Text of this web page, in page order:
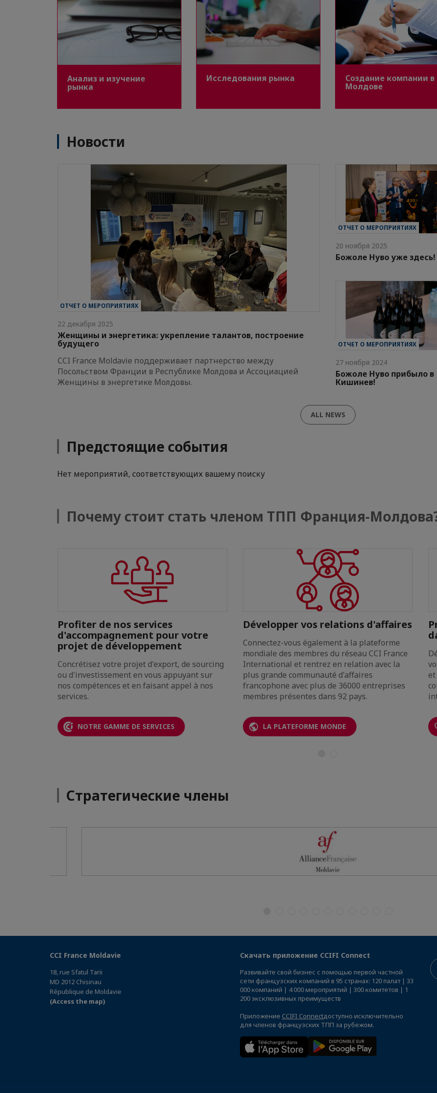
Анализ и изучение
рынка
Исследования рынка Создание компании в
Молдове
Новости
ОТЧЕТ О МЕРОПРИЯТИЯХ
22 декабря 2025
Женщины и энергетика: укрепление талантов, построение
будущего
CCI France Moldavie поддерживает партнерство между
Посольством Франции в Республике Молдова и Ассоциацией
Женщины в энергетике Молдовы.
ОТЧЕТ О МЕРОПРИЯТИЯХ
20 ноября 2025
Божоле Нуво уже здесь!
ОТЧЕТ О МЕРОПРИЯТИЯХ
27 ноября 2024
Божоле Нуво прибыло в
Кишинев!
ALL NEWS
Предстоящие события
Нет мероприятий, соответствующих вашему поиску
Почему стоит стать членом ТПП Франция-
Profiter de nos services
d'accompagnement pour votre
projet de développement
Concrétisez votre projet d'export, de sourcing
ou d'investissement en vous appuyant sur
nos compétences et en faisant appel à nos
services.
NOTRE GAMME DE SERVICES
Développer vos relations d'affaires
Connectez-vous également à la plateforme
mondiale des membres du réseau CCI France
International et rentrez en relation avec la
plus grande communauté d'affaires
francophone avec plus de 36000 entreprises
membres présentes dans 92 pays.
LA PLATEFORME MONDE
Стратегические члены
CCI France Moldavie
18, rue Sfatul Tarii
MD 2012 Chisinau
République de Moldavie
(Access the map)
Скачать приложение CCIFI Connect
Развивайте свой бизнес с помощью первой частной
сети французских компаний в 95 странах: 120 палат | 33
000 компаний | 4 000 мероприятий | 300 комитетов | 1
200 эксклюзивных преимуществ
Приложение CCIFI Connectдоступно исключительно
для членов французских ТПП за рубежом.